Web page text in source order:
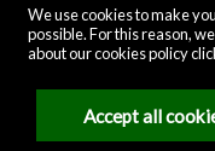
Majestic Home &
C/ Velázquez, 12
(+34)635072075
We use cookies to make
possible. For this reason,
about our cookies policy
Accept all